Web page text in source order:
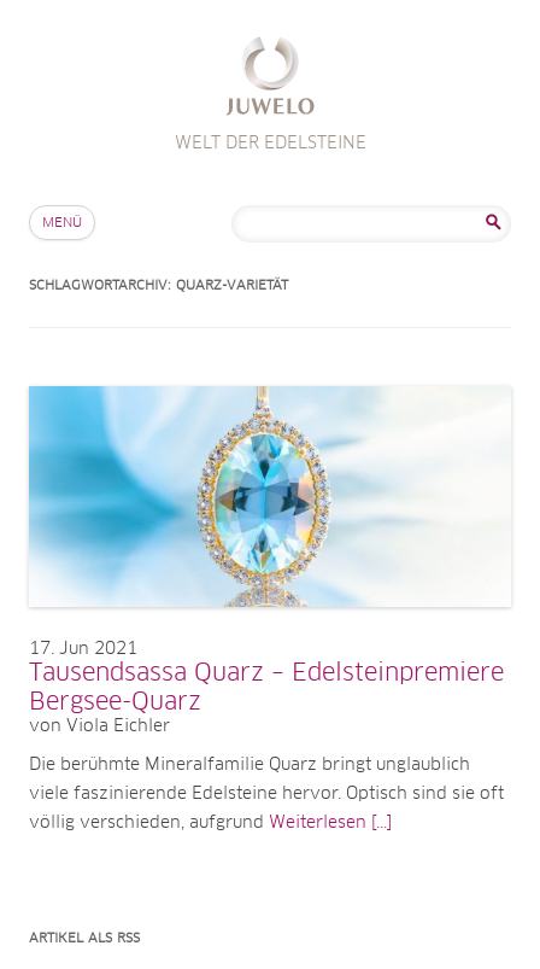
WELT DER EDELSTEINE
MENÜ
SCHLAGWORTARCHIV: QUARZ-VARIETÄT
17 Jun 2021
Tausendsassa Quarz – Edelsteinpremiere
Bergsee-Quarz
von Viola Eichler
Die berühmte Mineralfamilie Quarz bringt unglaublich
viele faszinierende Edelsteine hervor. Optisch sind sie oft
völlig verschieden, aufgrund Weiterlesen [...]
ARTIKEL ALS RSS